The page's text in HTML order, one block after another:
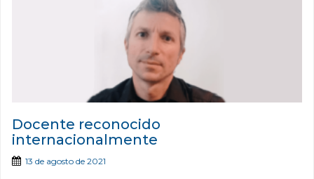
Docente reconocido
internacionalmente
13 de agosto de 2021